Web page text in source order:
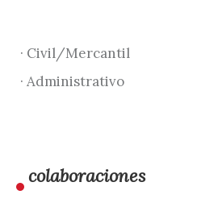
· Civil/Mercantil
· Administrativo
colaboraciones